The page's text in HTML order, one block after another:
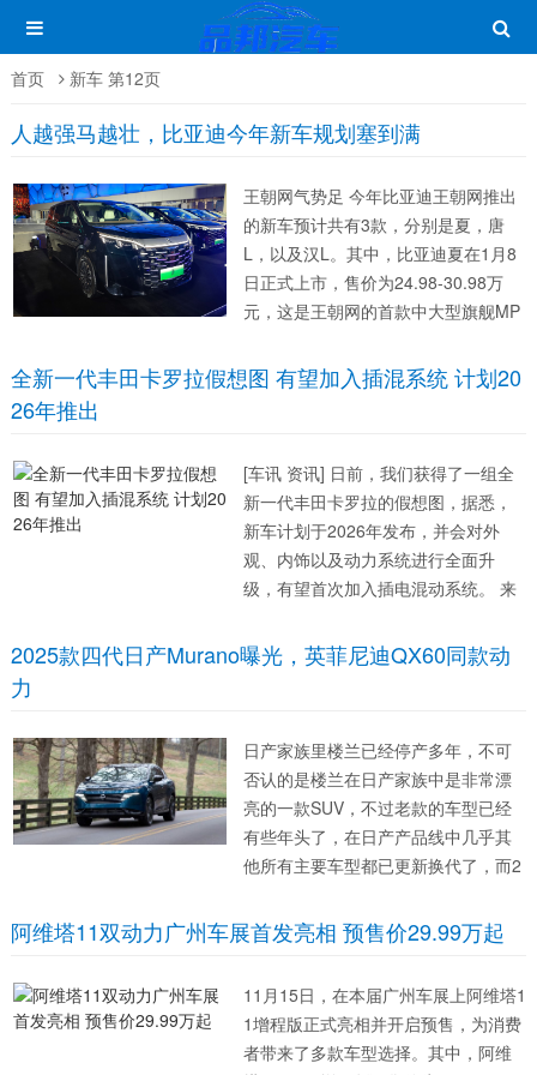
首页 新车 第12页
人越强马越壮，比亚迪今年新车规划塞到满
王朝网气势足 今年比亚迪王朝网推出
的新车预计共有3款，分别是夏，唐
L，以及汉L。其中，比亚迪夏在1月8
日正式上市，售价为24.98-30.98万
元，这是王朝网的首款中大型旗舰MP
m，轴距达3045mm，虽然比腾势D9
略小，但体型也非常接近。 比亚...
全新一代丰田卡罗拉假想图 有望加入插混系统 计划20
26年推出
[车讯 资讯] 日前，我们获得了一组全
新一代丰田卡罗拉的假想图，据悉，
新车计划于2026年发布，并会对外
观、内饰以及动力系统进行全面升
级，有望首次加入插电混动系统。 来
同的设计风格，其灵感主要来自于丰
田皇冠。具体来看，红色车型拥有熏
2025款四代日产Murano曝光，英菲尼迪QX60同款动
力
日产家族里楼兰已经停产多年，不可
否认的是楼兰在日产家族中是非常漂
亮的一款SUV，不过老款的车型已经
有些年头了，在日产产品线中几乎其
他所有主要车型都已更新换代了，而2
之日。不过目前中国市场里面，楼兰
还没有换代消息。 海外版第四代楼兰
阿维塔11双动力广州车展首发亮相 预售价29.99万起
11月15日，在本届广州车展上阿维塔1
1增程版正式亮相并开启预售，为消费
者带来了多款车型选择。其中，阿维